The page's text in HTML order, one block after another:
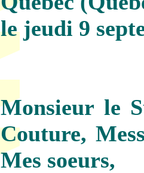
le jeudi 9
Monsieur le
Couture,
Mes soeurs,